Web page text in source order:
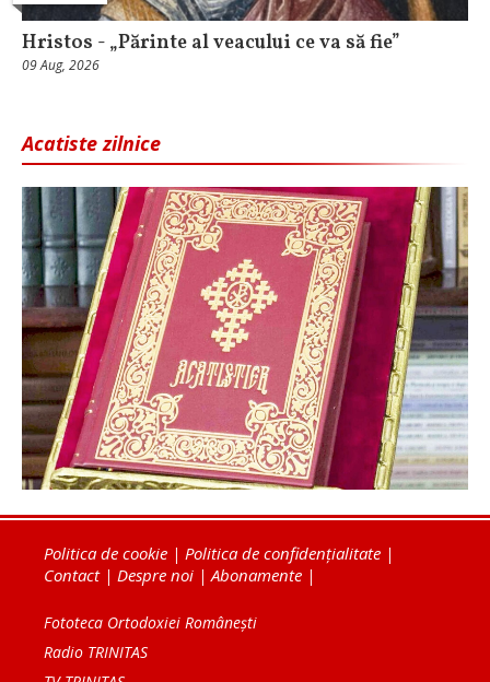
Hristos - „Părinte al veacului ce va să fie”
09 Aug, 2026
Acatiste zilnice
Politica de cookie | Politica de confidențialitate |
Contact| Despre noi | Abonamente |
Fototeca Ortodoxiei Românești
Radio TRINITAS